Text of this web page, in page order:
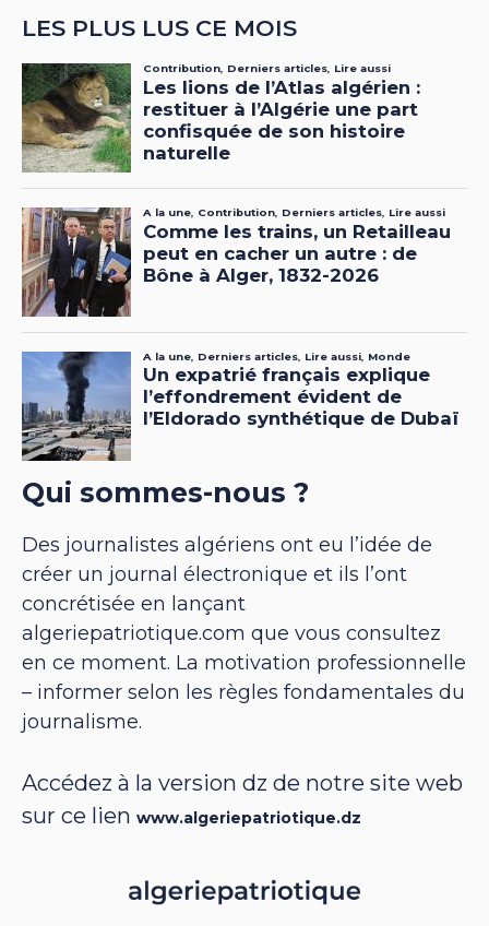
LES PLUS LUS CE MOIS
Qui sommes-nous ?
Des journalistes algériens ont eu l’idée de
créer un journal électronique et ils l’ont
concrétisée en lançant
algeriepatriotique.com que vous consultez
en ce moment. La motivation professionnelle
– informer selon les règles fondamentales du
journalisme.
Accédez à la version dz de notre site web
sur ce lien www.algeriepatriotique.dz